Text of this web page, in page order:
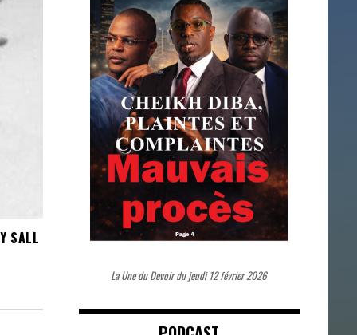
SALL
La Une du Devoir du jeudi 12 février 2026